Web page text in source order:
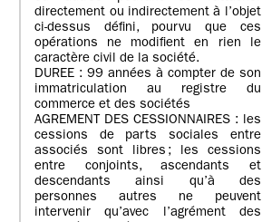
directement ou indirectement à l’objet
ci-dessus défini, pourvu que ces
opérations ne modifient en rien le
caractère civil de la société.
DUREE : 99 années à compter de son
immatriculation au registre du
commerce et des sociétés
AGREMENT DES CESSIONNAIRES : les
cessions de parts sociales entre
associés sont libres ; les cessions
entre conjoints, ascendants et
descendants ainsi qu’à des
personnes autres ne peuvent
intervenir qu’avec l’agrément des